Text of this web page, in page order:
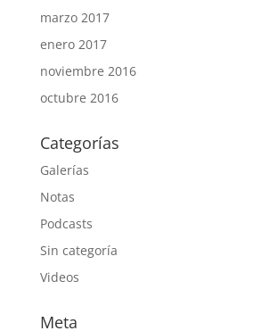
marzo 2017
enero 2017
noviembre 2016
octubre 2016
Categorías
Galerías
Notas
Podcasts
Sin categoría
Videos
Meta